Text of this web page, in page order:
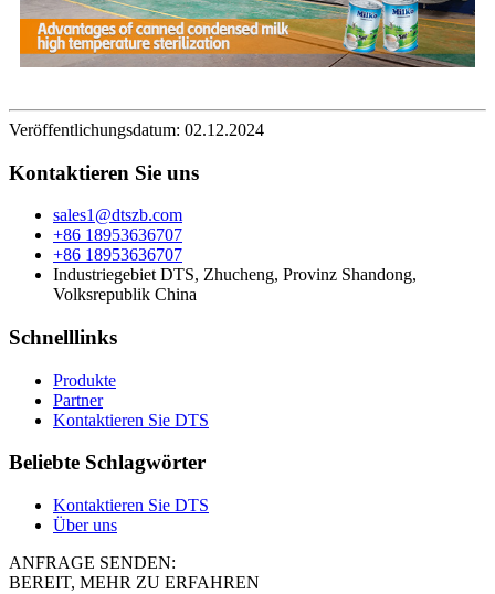
Veröffentlichungsdatum: 02.12.2024
Kontaktieren Sie uns
sales1@dtszb.com
+86 18953636707
+86 18953636707
Industriegebiet DTS, Zhucheng, Provinz Shandong,
Volksrepublik China
Schnelllinks
Produkte
Partner
Kontaktieren Sie DTS
Beliebte Schlagwörter
Kontaktieren Sie DTS
Über uns
ANFRAGE SENDEN:
BEREIT, MEHR ZU ERFAHREN